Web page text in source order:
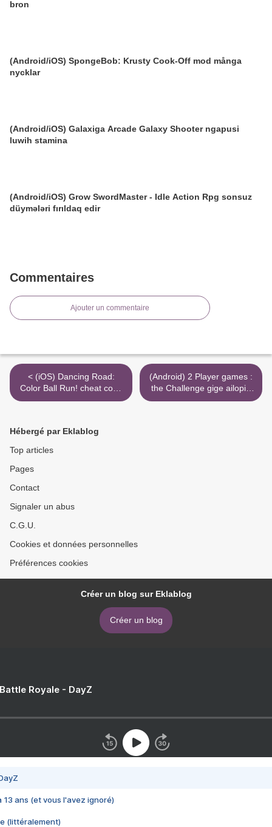
bron
(Android/iOS) SpongeBob: Krusty Cook-Off mod många
nycklar
(Android/iOS) Galaxiga Arcade Galaxy Shooter ngapusi
luwih stamina
(Android/iOS) Grow SwordMaster - Idle Action Rpg sonsuz
düymələri fırıldaq edir
Commentaires
Ajouter un commentaire
< (iOS) Dancing Road:
Color Ball Run! cheat code
infinite keys
(Android) 2 Player games :
the Challenge gige ailopin
fadaka >
Hébergé par Eklablog
Top articles
Pages
Contact
Signaler un abus
C.G.U.
Cookies et données personnelles
Préférences cookies
Créer un blog sur Eklablog
Créer un blog
Royale - DayZ
13 ans (et vous l'avez ignoré)
(littéralement)